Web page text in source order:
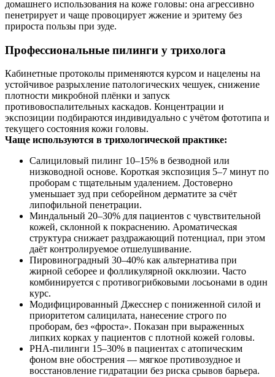
домашнего использования на коже головы: она агрессивно
пенетрирует и чаще провоцирует жжение и эритему без
прироста пользы при зуде.
Профессиональные пилинги у трихолога
Кабинетные протоколы применяются курсом и нацелены на
устойчивое разрыхление патологических чешуек, снижение
плотности микробной плёнки и запуск
противовоспалительных каскадов. Концентрации и
экспозиции подбираются индивидуально с учётом фототипа и
текущего состояния кожи головы.
Чаще используются в трихологической практике:
Салициловый пилинг 10–15% в безводной или
низководной основе. Короткая экспозиция 5–7 минут по
проборам с тщательным удалением. Достоверно
уменьшает зуд при себорейном дерматите за счёт
липофильной пенетрации.
Миндальный 20–30% для пациентов с чувствительной
кожей, склонной к покраснению. Ароматическая
структура снижает раздражающий потенциал, при этом
даёт контролируемое отшелушивание.
Пировиноградный 30–40% как альтернатива при
жирной себорее и фолликулярной окклюзии. Часто
комбинируется с противогрибковыми лосьонами в один
курс.
Модифицированный Джесснер с пониженной силой и
приоритетом салицилата, нанесение строго по
проборам, без «фроста». Показан при выраженных
липких корках у пациентов с плотной кожей головы.
PНА-пилинги 15–30% в пациентах с атопическим
фоном вне обострения — мягкое противозудное и
восстановление гидратации без риска срывов барьера.